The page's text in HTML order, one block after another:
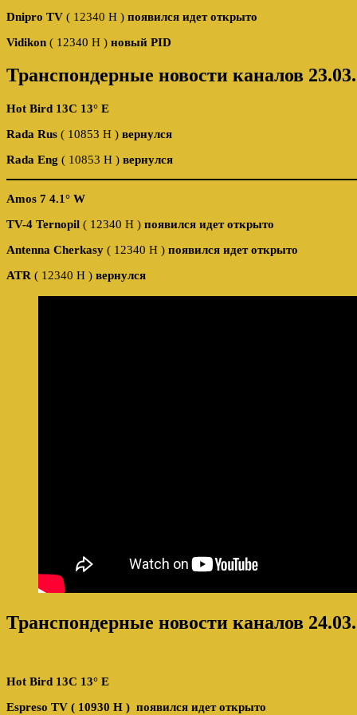
Dnipro TV ( 12340 H ) появился идет открыто
Vidikon ( 12340 H ) новый PID
Транспондерные новости каналов
Hot Bird 13C 13° E
Rada Rus ( 10853 Н ) вернулся
Rada Eng ( 10853 Н ) вернулся
Amos 7 4.1° W
TV-4 Ternopil ( 12340 H ) появился идет открыто
Antenna Cherkasy ( 12340 H ) появился идет открыто
ATR ( 12340 H ) вернулся
Транспондерные новости каналов
Hot Bird 13C 13° E
Espreso TV ( 10930 H ) появился идет открыто